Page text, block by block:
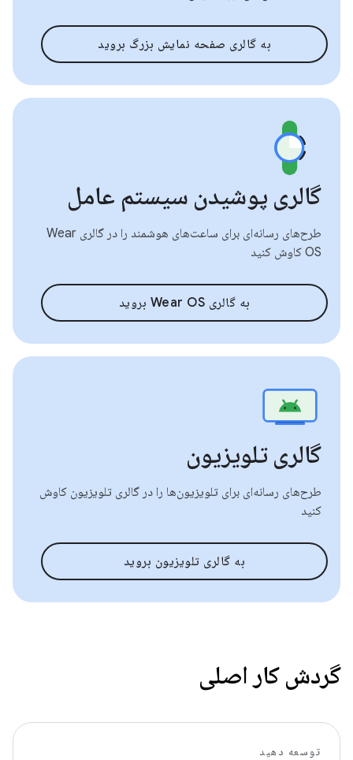
به گالری صفحه نمایش بزرگ بروید
گالری پوشیدن سیستم عامل
طرح‌های رسانه‌ای برای ساعت‌های هوشمند را در گالری Wear
OS کاوش کنید
به گالری Wear OS بروید
گالری تلویزیون
طرح‌های رسانه‌ای برای تلویزیون‌ها را در گالری تلویزیون کاوش
کنید
به گالری تلویزیون بروید
گردش کار اصلی
توسعه دهید